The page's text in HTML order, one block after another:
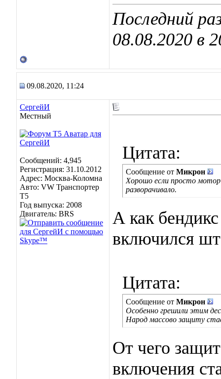
Последний
08.08.2020 в
09.08.2020, 11:24
СергейИ
Местный
Сообщений: 4,945
Регистрация: 31.10.2012
Адрес: Москва-Коломна
Авто: VW Транспортер
Т5
Год выпуска: 2008
Двигатель: BRS
Цитата:
Сообщение от Микрон
Хорошо если просто
разворачивало.
А как
включился
Цитата:
Сообщение от Микрон
Особенно грешили этим
Народ массово защиту
От чего
включения